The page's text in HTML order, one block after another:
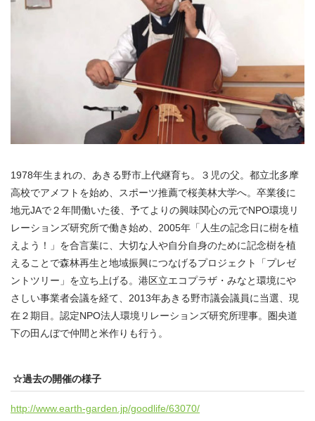
1978年生まれの、あきる野市上代継育ち。３児の父。都立北多摩
高校でアメフトを始め、スポーツ推薦で桜美林大学へ。卒業後に
地元JAで２年間働いた後、予てよりの興味関心の元でNPO環境リ
レーションズ研究所で働き始め、2005年「人生の記念日に樹を植
えよう！」を合言葉に、大切な人や自分自身のために記念樹を植
えることで森林再生と地域振興につなげるプロジェクト「プレゼ
ントツリー」を立ち上げる。港区立エコプラザ・みなと環境にや
さしい事業者会議を経て、2013年あきる野市議会議員に当選、現
在２期目。認定NPO法人環境リレーションズ研究所理事。圏央道
下の田んぼで仲間と米作りも行う。
☆過去の開催の様子
http://www.earth-garden.jp/goodlife/63070/